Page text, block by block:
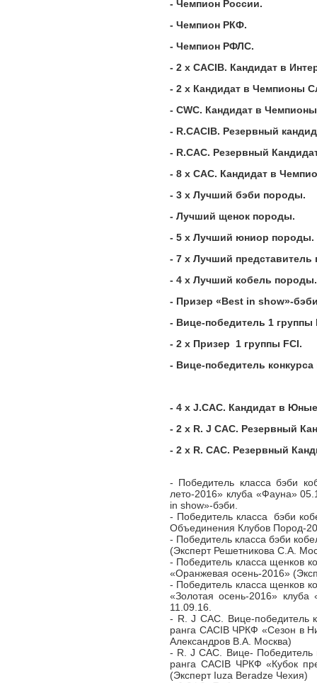
- Чемпион России.
- Чемпион РКФ.
- Чемпион РФЛС.
- 2 х CACIB. Кандидат в
- 2 х Кандидат в Чемпионы
- CWC. Кандидат в
- R.CACIB. Резервный
- R.CAC. Резервный
- 8 х САС. Кандидат в
- 3 х Лучший бэби породы.
- Лучший щенок породы.
- 5 х Лучший юниор породы.
- 7 х Лучший
- 4 х Лучший кобель породы.
- Призер «Best in show»-
- Вице-победитель 1 группы
- 2 х Призер
1 группы FCI.
- Вице-победитель
- 4 х J.CAC. Кандидат в
- 2 х R. J CAC. Резервный
- 2 х R. CAC. Резервный
- Победитель класса бэби
лето-2016» клуба «Фауна»
in show»-бэби.
- Победитель класса бэби
Объединения Клубов Пород-
- Победитель класса бэби
(Эксперт Решетникова С.А.
- Победитель класса щенков
«Оранжевая осень-2016»
- Победитель класса щенков
«Золотая осень-2016»
11.09.16.
- R. J CAC. Вице-победитель
ранга САСIB ЧРКФ «Сезон в
Александров В.А. Москва)
- R. J CAC. Вице- Победитель
ранга САСIB ЧРКФ «Кубок
(Эксперт Iuza Beradze Чехия)